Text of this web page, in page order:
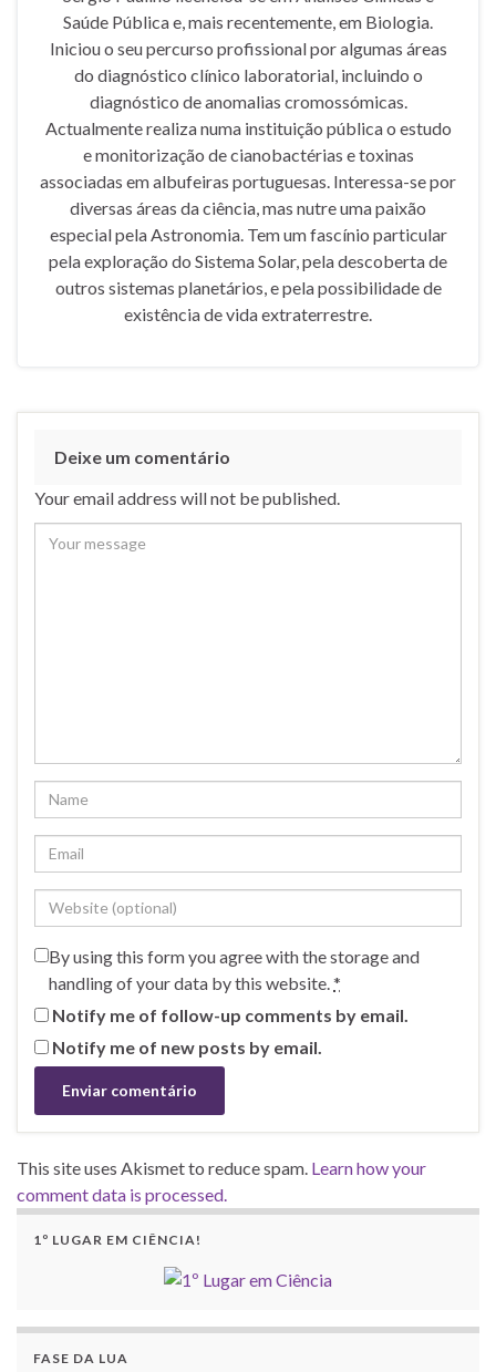
Saúde Pública e, mais recentemente, em Biologia.
Iniciou o seu percurso profissional por algumas áreas
do diagnóstico clínico laboratorial, incluindo o
diagnóstico de anomalias cromossómicas.
Actualmente realiza numa instituição pública o estudo
e monitorização de cianobactérias e toxinas
associadas em albufeiras portuguesas. Interessa-se por
diversas áreas da ciência, mas nutre uma paixão
especial pela Astronomia. Tem um fascínio particular
pela exploração do Sistema Solar, pela descoberta de
outros sistemas planetários, e pela possibilidade de
existência de vida extraterrestre.
Deixe um comentário
Your email address will not be published.
By using this form you agree with the storage and
handling of your data by this website. *
Notify me of follow-up comments by email.
Notify me of new posts by email.
This site uses Akismet to reduce spam. Learn how your
comment data is processed.
1º LUGAR EM CIÊNCIA!
FASE DA LUA